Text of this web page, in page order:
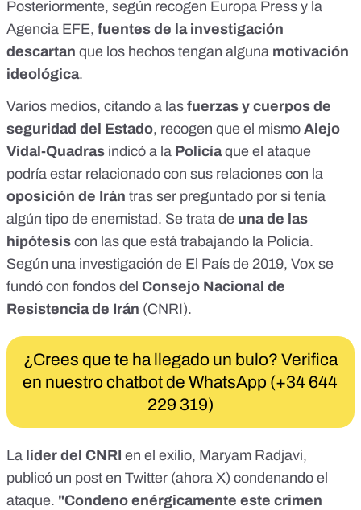
Posteriormente, según recogen Europa Press y la
Agencia EFE, fuentes de la investigación
descartan que los hechos tengan alguna motivación
ideológica.
Varios medios, citando a las fuerzas y cuerpos de
seguridad del Estado, recogen que el mismo Alejo
Vidal-Quadras indicó a la Policíaque el ataque
podría estar relacionado con sus relaciones con la
oposición de Irán tras ser preguntado por si tenía
algún tipo de enemistad. Se trata de una de las
hipótesis con las que está trabajando la Policía.
Según una investigación de El País de 2019, Vox se
fundó con fondos del Consejo Nacional de
Resistencia de Irán (CNRI).
¿Crees que te ha llegado un bulo? Verifica
en nuestro chatbot de WhatsApp (+34 644
229 319)
La líder del CNRI en el exilio, Maryam Radjavi,
publicó un post en Twitter (ahora X) condenando el
ataque. "Condeno enérgicamente este crimen